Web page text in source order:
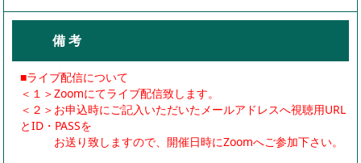
備 考
■ライブ配信について
＜１＞Zoomにてライブ配信致します。
＜２＞お申込時にご記入いただいたメールアドレスへ視聴用URL
とID・PASSを
お送り致しますので、開催日時にZoomへご参加下さい。